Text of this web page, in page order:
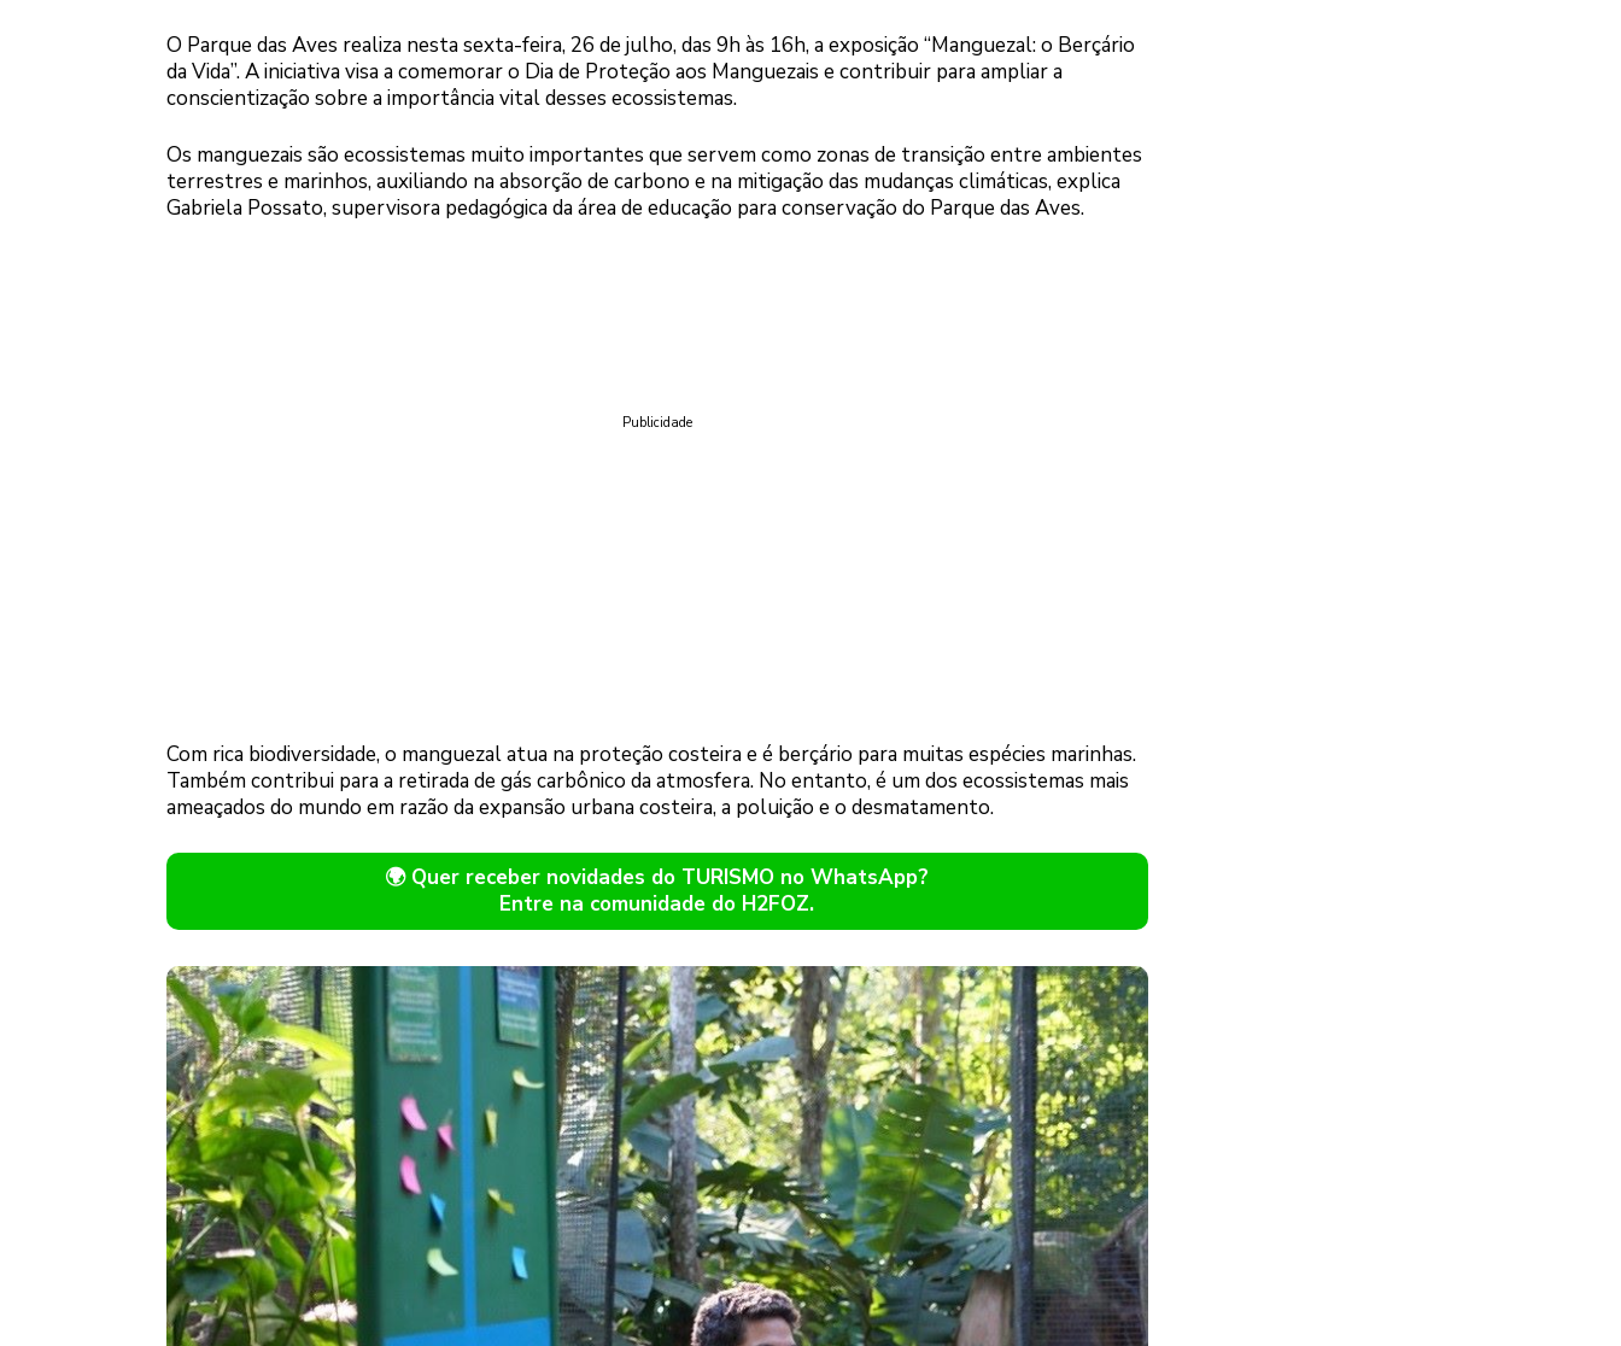
O Parque das Aves realiza nesta sexta-feira, 26 de julho, das 9h às 16h, a exposição “Manguezal: o Berçário
da Vida”. A iniciativa visa a comemorar o Dia de Proteção aos Manguezais e contribuir para ampliar a
conscientização sobre a importância vital desses ecossistemas.
Os manguezais são ecossistemas muito importantes que servem como zonas de transição entre ambientes
terrestres e marinhos, auxiliando na absorção de carbono e na mitigação das mudanças climáticas, explica
Gabriela Possato, supervisora pedagógica da área de educação para conservação do Parque das Aves.
Publicidade
Com rica biodiversidade, o manguezal atua na proteção costeira e é berçário para muitas espécies marinhas.
Também contribui para a retirada de gás carbônico da atmosfera. No entanto, é um dos ecossistemas mais
ameaçados do mundo em razão da expansão urbana costeira, a poluição e o desmatamento.
🌍 Quer receber novidades do TURISMO no WhatsApp?
Entre na comunidade do H2FOZ.